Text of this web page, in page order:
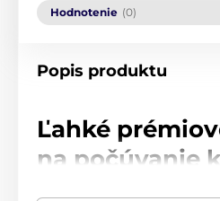
Hodnotenie (0)
Popis produktu
Ľahké
na počúvanie
Audio-Technica predstavuje